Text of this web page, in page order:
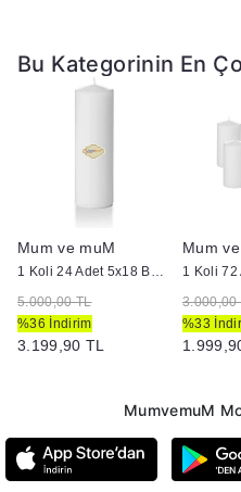
Bu Kategorinin En
Mum ve muM
1 Koli 24 Adet 5x18 Beyaz Silindir Kütük Mum
5.000,00 TL
%36 İndirim
3.199,90 TL
Mum
3.000,00
%33
MumvemuM